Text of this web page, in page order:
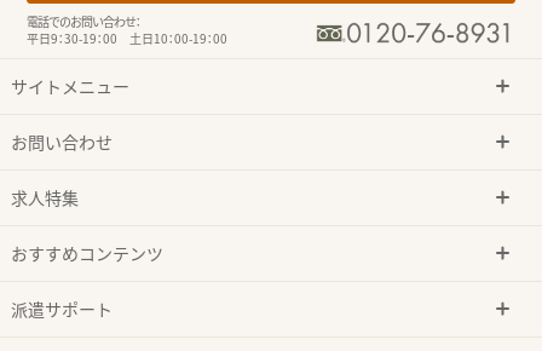
電話でのお問い合わせ：
平日9：30-19：00 土日10：00-19：00
サイトメニュー
お問い合わせ
求人特集
おすすめコンテンツ
派遣サポート